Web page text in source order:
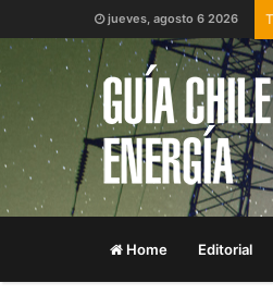
jueves, agosto 6 2026
Home Editorial